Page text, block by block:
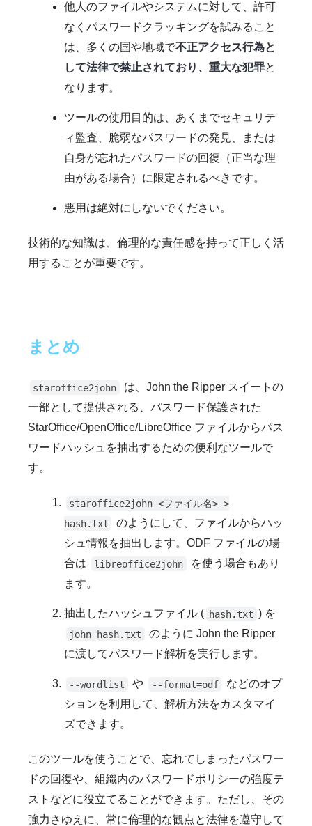
他人のファイルやシステムに対して、許可
なくパスワードクラッキングを試みること
は、多くの国や地域で不正アクセス行為と
して法律で禁止されており、重大な犯罪と
なります。
ツールの使用目的は、あくまでセキュリテ
ィ監査、脆弱なパスワードの発見、または
自身が忘れたパスワードの回復（正当な理
由がある場合）に限定されるべきです。
悪用は絶対にしないでください。
技術的な知識は、倫理的な責任感を持って正しく活
用することが重要です。
まとめ
staroffice2john
は、John the Ripper スイートの
一部として提供される、パスワード保護された
StarOffice/OpenOffice/LibreOffice ファイルからパス
ワードハッシュを抽出するための便利なツールで
す。
staroffice2john <ファイル名> >
hash.txt
のようにして、ファイルからハッ
シュ情報を抽出します。ODF ファイルの場
合は
libreoffice2john
を使う場合もあり
ます。
抽出したハッシュファイル ( hash.txt ) を
john hash.txt
のように John the Ripper
に渡してパスワード解析を実行します。
--wordlist や --format=odf
などのオプ
ションを利用して、解析方法をカスタマイ
ズできます。
このツールを使うことで、忘れてしまったパスワー
ドの回復や、組織内のパスワードポリシーの強度テ
ストなどに役立てることができます。ただし、その
強力さゆえに、常に倫理的な観点と法律を遵守して